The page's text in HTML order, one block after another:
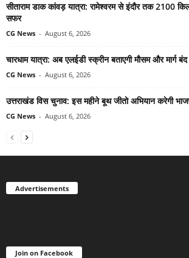
सीताराम डाक कांवड़ यात्रा: रामेश्वरम से इंदौर तक 2100
सफर
CG News - August 6, 2026
चारधाम यात्रा: अब एलईडी स्क्रीन बताएगी मौसम और मार्ग
CG News - August 6, 2026
उत्तराखंड विस चुनाव: इस महीने बूथ जीतो अभियान करेगी
CG News - August 6, 2026
Advertisements
Join on Facebook